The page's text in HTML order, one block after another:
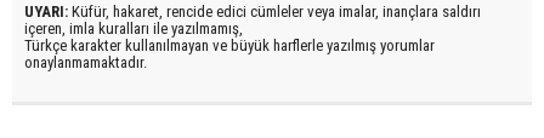
UYARI: Küfür, hakaret, rencide edici cümleler veya imalar, inançlara saldırı
içeren, imla kuralları ile yazılmamış,
Türkçe karakter kullanılmayan ve büyük harflerle yazılmış yorumlar
onaylanmamaktadır.